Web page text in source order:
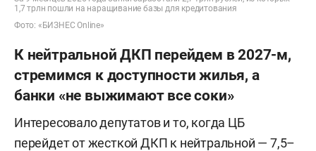
1,7 трлн пошли на наращивание базы для кредитования
Фото: «БИЗНЕС Online»
К нейтральной ДКП перейдем в 2027-м,
стремимся к доступности жилья, а
банки «не выжимают все соки»
Интересовало депутатов и то, когда ЦБ
перейдет от жесткой ДКП к нейтральной — 7,5–